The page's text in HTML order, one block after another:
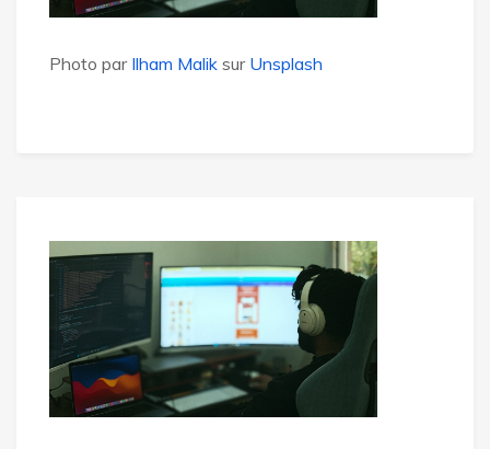
Photo par Ilham Malik sur Unsplash